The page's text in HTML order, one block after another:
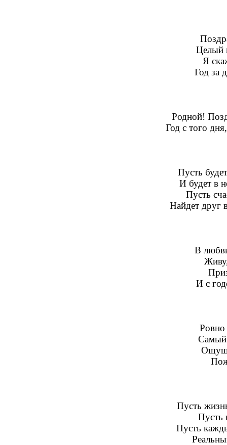
Целый
Я
Год за
Родной!
Год с того
Пусть
И будет в
Пусть
Найдет друг
В
И с
Ровно
Самый
Пусть
Пусть
Пусть